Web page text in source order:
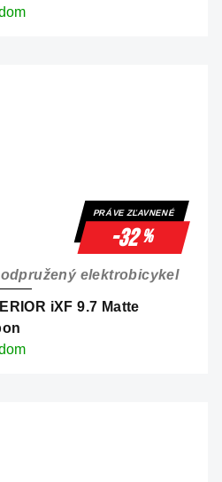
Dolomite Metallic
PRÁVE ZĽAVNENÉ
-32%
iXF 9.7 Matte
elektrobicykel